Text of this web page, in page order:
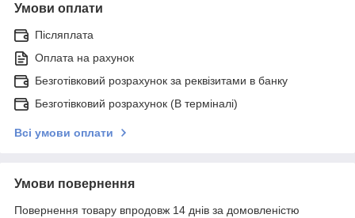
Умови оплати
Післяплата
Оплата на рахунок
Безготівковий розрахунок за реквізитами в банку
Безготівковий розрахунок (В терміналі)
Всі умови оплати
Умови повернення
Повернення товару впродовж 14 днів за домовленістю